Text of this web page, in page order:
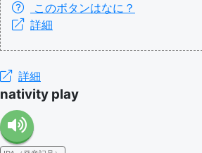
このボタンはなに？
詳細
詳細
nativity play